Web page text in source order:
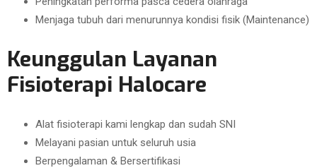
Menjaga tubuh dari menurunnya kondisi fisik (Maintenance)
Keunggulan Layanan
Fisioterapi Halocare
Alat fisioterapi kami lengkap dan sudah SNI
Melayani pasian untuk seluruh usia
Berpengalaman & Bersertifikasi